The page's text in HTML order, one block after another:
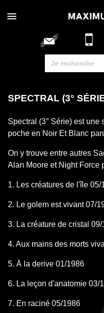
SPECTRAL (3°
Spectral (3° Série) est une
poche en Noir Et Blanc
On y trouve entre autres
Alan Moore et Night Force
1. Les créatures de l'île 05/
2. Le golem est vivant 07/
3. La créature de cristal
4. Aux mains des morts
5. À la derive 01/1986
6. La leçon d'anatomie 03/
7. En raciné 05/1986